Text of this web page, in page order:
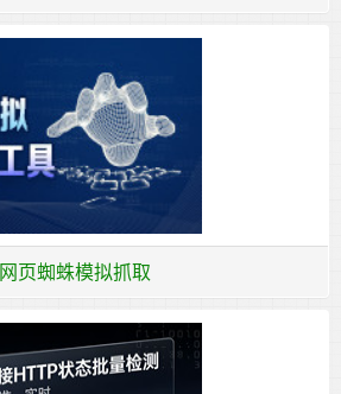
网页蜘蛛模拟抓取